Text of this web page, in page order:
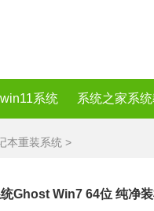
win11系统 系统之家系
本重装系统 >
Ghost Win7 64位 纯净